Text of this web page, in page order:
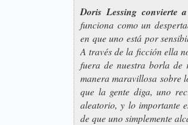
Doris Lessing convierte
funciona como un
en que uno está por
A través de la ficción ella
fuera de nuestra borla
manera maravillosa sobre
que la gente diga, uno
aleatorio, y lo importante
de que uno simplemente